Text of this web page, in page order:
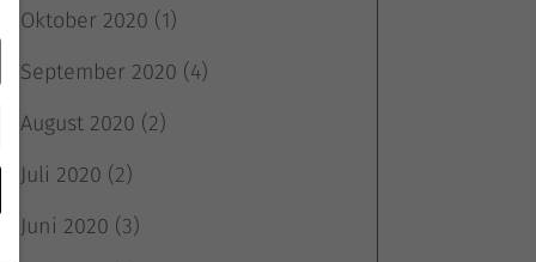
Oktober 2020 (1)
September 2020 (4)
August 2020 (2)
Juli 2020 (2)
Juni 2020 (3)